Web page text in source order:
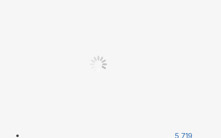
5 719